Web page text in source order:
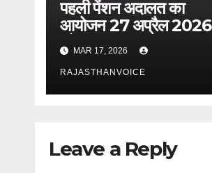
पहली पेंशन अदालत का
आयोजन 27 अप्रैल 2026
कोMAR 17, 2026
RAJASTHANVOICE
Leave a Reply